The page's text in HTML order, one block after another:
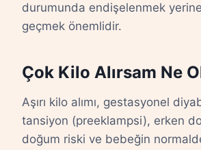
durumunda endişelenmek
geçmek önemlidir.
Çok Kilo Alırsam Ne
Aşırı kilo alımı, gestasyonel
tansiyon (preeklampsi), erken
doğum riski ve bebeğin